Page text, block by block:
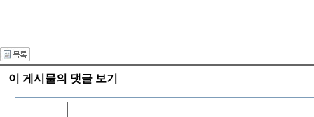
이 게시물의 댓글 보기